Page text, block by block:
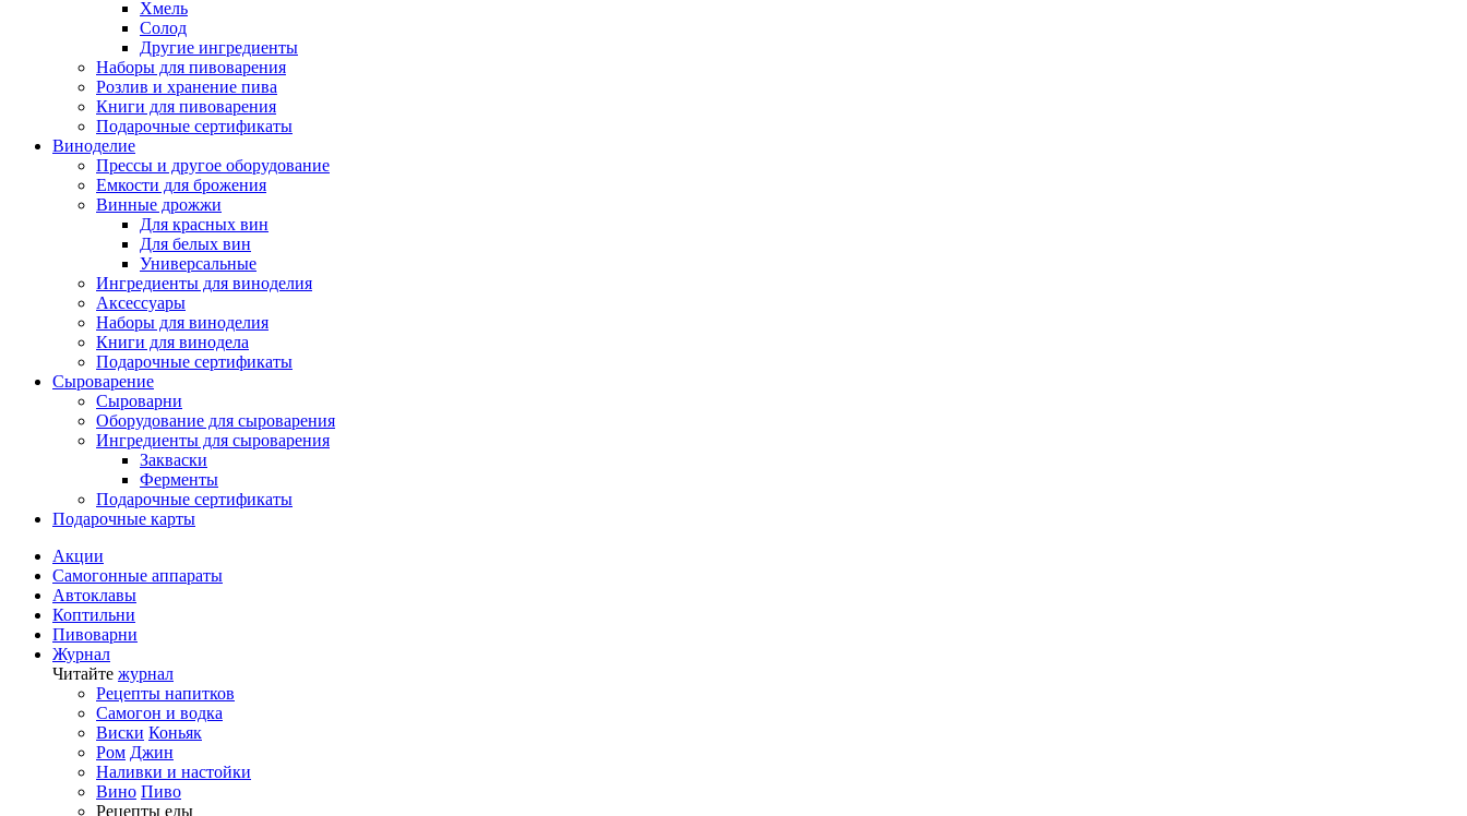
Хмель
Солод
Другие ингредиенты
Наборы для пивоварения
Розлив и хранение пива
Книги для пивоварения
Подарочные сертификаты
Виноделие
Прессы и другое оборудование
Емкости для брожения
Винные дрожжи
Для красных вин
Для белых вин
Универсальные
Ингредиенты для виноделия
Аксессуары
Наборы для виноделия
Книги для винодела
Подарочные сертификаты
Сыроварение
Сыроварни
Оборудование для сыроварения
Ингредиенты для сыроварения
Закваски
Ферменты
Подарочные сертификаты
Подарочные карты
Акции
Самогонные аппараты
Автоклавы
Коптильни
Пивоварни
Журнал
Читайте журнал
Рецепты напитков
Самогон и водка
Виски Коньяк
Ром Джин
Наливки и настойки
Вино Пиво
Рецепты еды